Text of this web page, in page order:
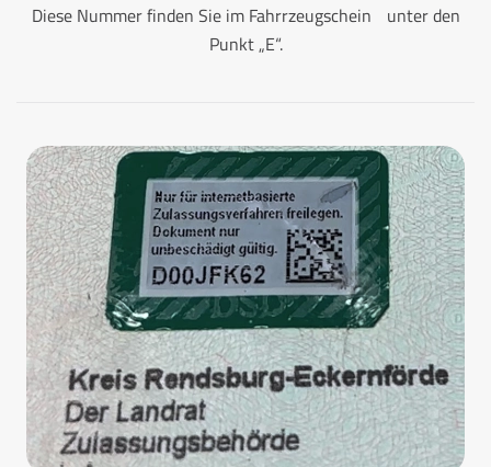
Diese Nummer finden Sie im Fahrrzeugschein unter den
Punkt „E“.